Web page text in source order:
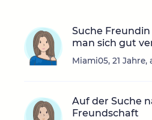
Suche
man sich gut
Miami05, 21 Jahre,
Auf der Suche
Freundschaft